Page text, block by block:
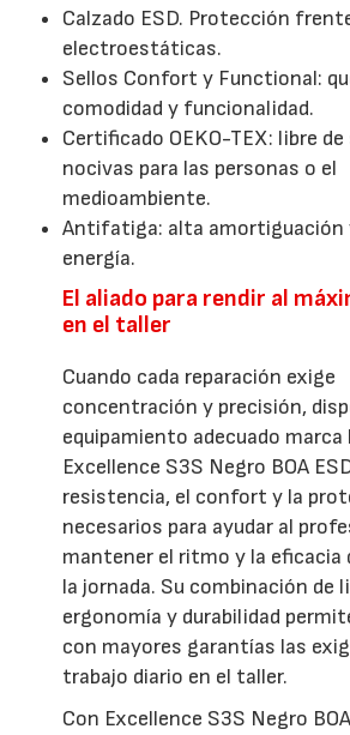
Calzado ESD. Protección
electroestáticas.
Sellos Confort y Functional:
comodidad y funcionalidad.
Certificado OEKO-TEX: libre
nocivas para las personas o el
medioambiente.
Antifatiga: alta amortiguación
energía.
El aliado para rendir al
en el taller
Cuando cada reparación exige
concentración y precisión,
equipamiento adecuado marca
Excellence S3S Negro BOA
resistencia, el confort y la
necesarios para ayudar al
mantener el ritmo y la eficacia
la jornada. Su combinación de
ergonomía y durabilidad
con mayores garantías las
trabajo diario en el taller.
Con Excellence S3S Negro